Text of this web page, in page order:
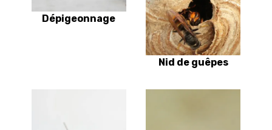
Dépigeonnage
Nid de guêpes